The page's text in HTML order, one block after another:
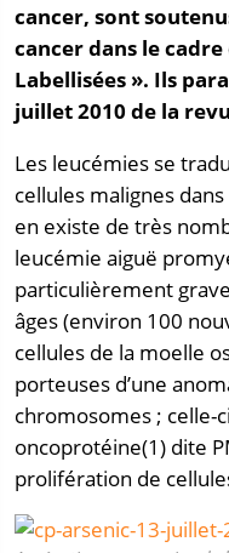
cancer, sont
cancer dans le
Labellisées ». Ils
juillet 2010 de la
Les leucémies se
cellules malignes
en existe de très
leucémie aiguë
particulièrement
âges (environ 100
cellules de la moelle
porteuses d’une
chromosomes ; celle-
oncoprotéine(1) dite
prolifération de